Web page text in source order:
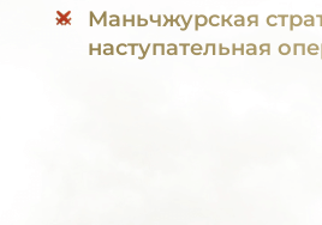
Маньчжурская
наступательная